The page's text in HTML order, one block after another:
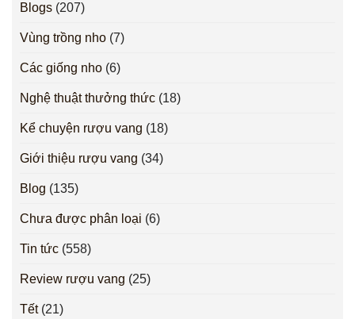
Blogs (207)
Vùng trồng nho (7)
Các giống nho (6)
Nghệ thuật thưởng thức (18)
Kể chuyện rượu vang (18)
Giới thiệu rượu vang (34)
Blog (135)
Chưa được phân loại (6)
Tin tức (558)
Review rượu vang (25)
Tết(21)